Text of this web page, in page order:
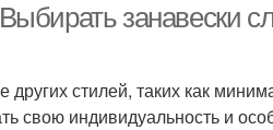
занавески
стилей, таких как
свою индивидуальность и